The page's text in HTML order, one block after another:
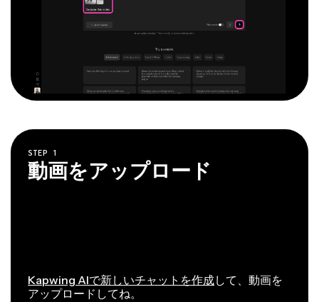
STEP 1
動画をアップロード
Kapwing AIで新しいチャットを作成して、動画を
アップロードしてね。